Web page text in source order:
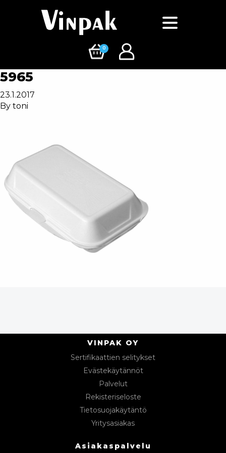
0
5965
23.1.2017
By toni
VINPAK OY
Sertifikaattien selitykset
Evästekäytännöt
Palvelut
Rekisteriseloste
Tietosuojakäytäntö
Yritysasiakas
Asiakaspalvelu